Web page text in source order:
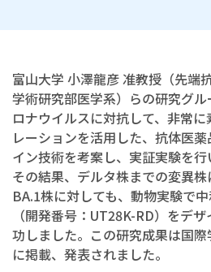
富山大学 小澤龍彦 准教授（先端
学術研究部医学系）らの研究グ
ロナウイルスに対抗して、非常
レーションを活用した、抗体医
イン技術を考案し、実証実験を行
その結果、デルタ株までの変異
BA.1株に対しても、動物実験で
（開発番号：UT28K-RD）をデ
功しました。この研究成果は国
に掲載、発表されました。